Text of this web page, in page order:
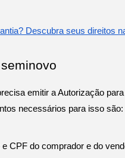
Descubra seus direitos
emitir a Autorização
necessários para isso são:
CPF do comprador e do